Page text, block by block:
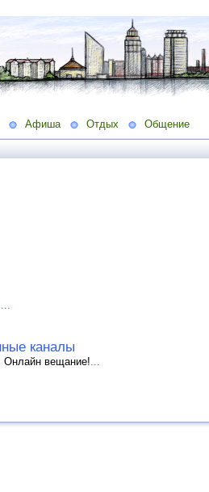
Афиша Отдых Общение
...
каналы
Онлайн вещание!...